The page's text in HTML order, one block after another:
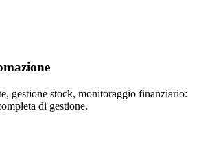
gestione stock, monitoraggio finanziario:
di gestione.